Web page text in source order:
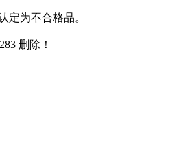
定为不合格品。
删除！